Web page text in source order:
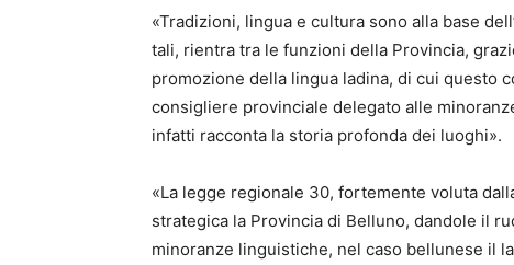
«Tradizioni, lingua e cultura sono alla base
tali, rientra tra le funzioni della Provincia,
promozione della lingua ladina, di cui questo
consigliere provinciale delegato alle
infatti racconta la storia profonda dei luoghi».
«La legge regionale 30, fortemente voluta
strategica la Provincia di Belluno, dandole il
minoranze linguistiche, nel caso bellunese il